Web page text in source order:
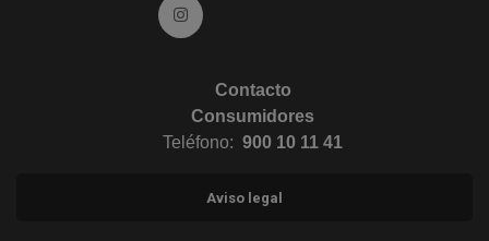
Ir a Instagram (abre en ventana nueva)
Contacto
Consumidores
Teléfono: 900 10 11 41
Aviso legal